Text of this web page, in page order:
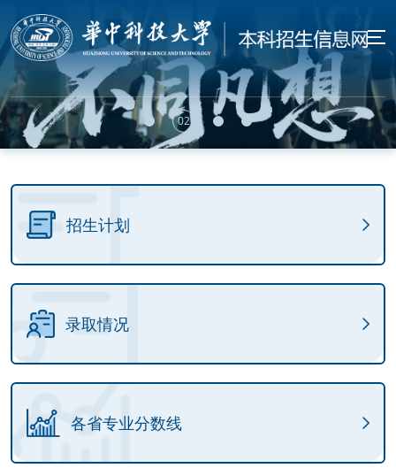
招生计划
录取情况
各省专业分数线